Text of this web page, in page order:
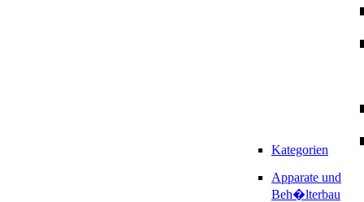
Kategorien
Apparate und
Beh�lterbau